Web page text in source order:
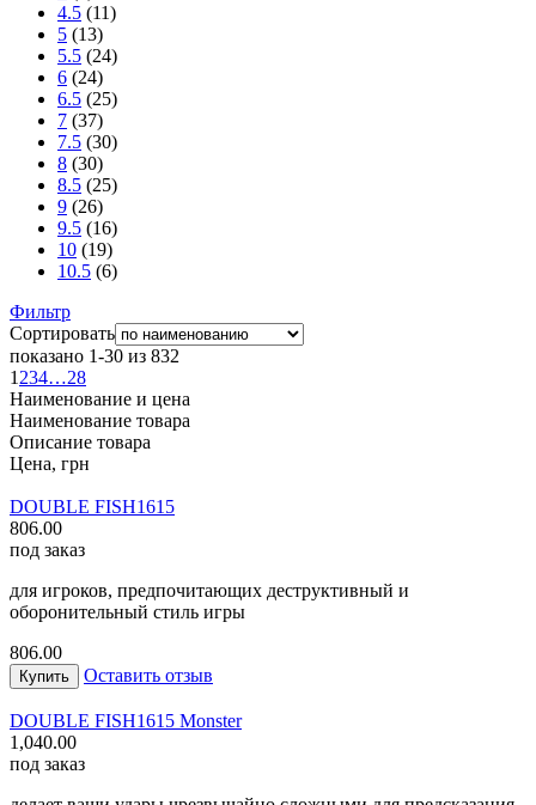
4.5 (11)
5 (13)
5.5 (24)
6 (24)
6.5 (25)
7 (37)
7.5 (30)
8 (30)
8.5 (25)
9 (26)
9.5 (16)
10 (19)
10.5 (6)
Фильтр
Сортировать
показано 1-30 из 832
1 234…28
Наименование и цена
Наименование товара
Описание товара
Цена, грн
DOUBLE FISH1615
806.00
под заказ
для игроков, предпочитающих деструктивный и
оборонительный стиль игры
806.00
Купить Оставить отзыв
DOUBLE FISH1615 Monster
1,040.00
под заказ